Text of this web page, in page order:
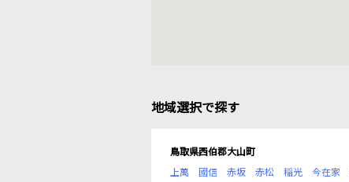
地域選択で探す
鳥取県西伯郡大山町
上萬
國信 赤坂 赤松 稲光 今在家